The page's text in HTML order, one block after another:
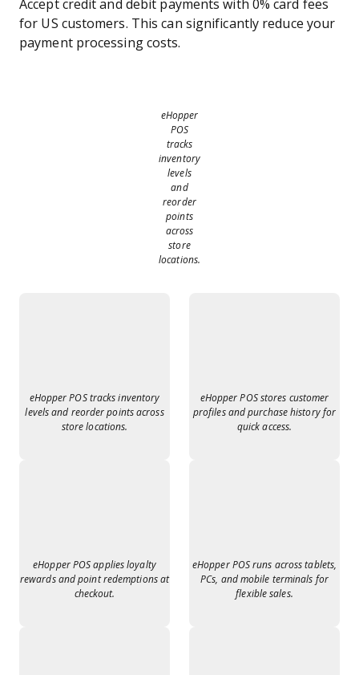
Accept credit and debit payments with 0% card fees
for US customers. This can significantly reduce your
payment processing costs.
eHopper
POS
tracks
inventory
levels
and
reorder
points
across
store
locations.
eHopper POS tracks inventory
levels and reorder points across
store locations.
eHopper POS stores customer
profiles and purchase history for
quick access.
eHopper POS applies loyalty
rewards and point redemptions at
checkout.
eHopper POS runs across tablets,
PCs, and mobile terminals for
flexible sales.